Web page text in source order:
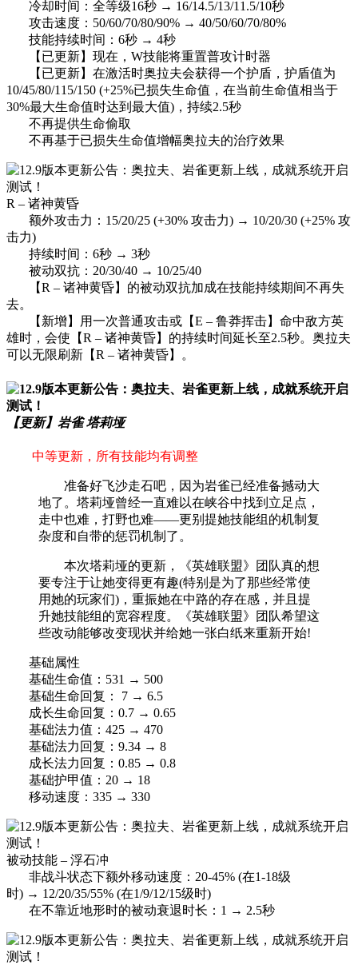
冷却时间：全等级16秒 → 16/14.5/13/11.5/10秒
攻击速度：50/60/70/80/90% → 40/50/60/70/80%
技能持续时间：6秒 → 4秒
【已更新】现在，W技能将重置普攻计时器
【已更新】在激活时奥拉夫会获得一个护盾，护盾值为
10/45/80/115/150 (+25%已损失生命值，在当前生命值相当于
30%最大生命值时达到最大值)，持续2.5秒
不再提供生命偷取
不再基于已损失生命值增幅奥拉夫的治疗效果
R – 诸神黄昏
额外攻击力：15/20/25 (+30% 攻击力) → 10/20/30 (+25% 攻
击力)
持续时间：6秒 → 3秒
被动双抗：20/30/40 → 10/25/40
【R – 诸神黄昏】的被动双抗加成在技能持续期间不再失
去。
【新增】用一次普通攻击或【E – 鲁莽挥击】命中敌方英
雄时，会使【R – 诸神黄昏】的持续时间延长至2.5秒。奥拉夫
可以无限刷新【R – 诸神黄昏】。
【更新】岩雀 塔莉垭
中等更新，所有技能均有调整
准备好飞沙走石吧，因为岩雀已经准备撼动大
地了。塔莉垭曾经一直难以在峡谷中找到立足点，
走中也难，打野也难——更别提她技能组的机制复
杂度和自带的惩罚机制了。
本次塔莉垭的更新，《英雄联盟》团队真的想
要专注于让她变得更有趣(特别是为了那些经常使
用她的玩家们)，重振她在中路的存在感，并且提
升她技能组的宽容程度。《英雄联盟》团队希望这
些改动能够改变现状并给她一张白纸来重新开始!
基础属性
基础生命值：531 → 500
基础生命回复： 7 → 6.5
成长生命回复：0.7 → 0.65
基础法力值：425 → 470
基础法力回复：9.34 → 8
成长法力回复：0.85 → 0.8
基础护甲值：20 → 18
移动速度：335 → 330
被动技能 – 浮石冲
非战斗状态下额外移动速度：20-45% (在1-18级
时) → 12/20/35/55% (在1/9/12/15级时)
在不靠近地形时的被动衰退时长：1 → 2.5秒